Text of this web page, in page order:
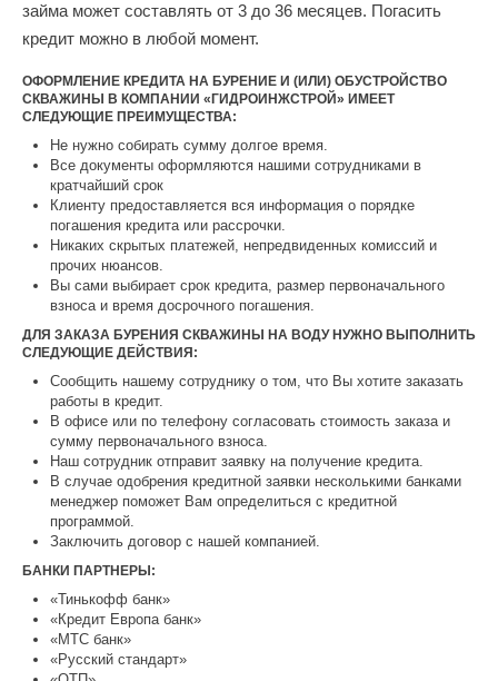
займа может составлять от 3 до 36 месяцев. Погасить
кредит можно в любой момент.
ОФОРМЛЕНИЕ КРЕДИТА НА БУРЕНИЕ И (ИЛИ) ОБУСТРОЙСТВО
СКВАЖИНЫ В КОМПАНИИ «ГИДРОИНЖСТРОЙ» ИМЕЕТ
СЛЕДУЮЩИЕ ПРЕИМУЩЕСТВА:
Не нужно собирать сумму долгое время.
Все документы оформляются нашими сотрудниками в
кратчайший срок
Клиенту предоставляется вся информация о порядке
погашения кредита или рассрочки.
Никаких скрытых платежей, непредвиденных комиссий и
прочих нюансов.
Вы сами выбирает срок кредита, размер первоначального
взноса и время досрочного погашения.
ДЛЯ ЗАКАЗА БУРЕНИЯ СКВАЖИНЫ НА ВОДУ НУЖНО ВЫПОЛНИТЬ
СЛЕДУЮЩИЕ ДЕЙСТВИЯ:
Сообщить нашему сотруднику о том, что Вы хотите заказать
работы в кредит.
В офисе или по телефону согласовать стоимость заказа и
сумму первоначального взноса.
Наш сотрудник отправит заявку на получение кредита.
В случае одобрения кредитной заявки несколькими банками
менеджер поможет Вам определиться с кредитной
программой.
Заключить договор с нашей компанией.
БАНКИ ПАРТНЕРЫ:
«Тинькофф банк»
«Кредит Европа банк»
«МТС банк»
«Русский стандарт»